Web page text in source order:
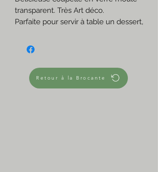
transparent. Très Art déco.
Parfaite pour servir à table un dessert,
poches dans l'entrée, ou dans la
salle-de-bain pour y déposer ses
bijoux, ses lingettes lavables.
Inscription "France REIMS" dans le
Retour à la Brocante